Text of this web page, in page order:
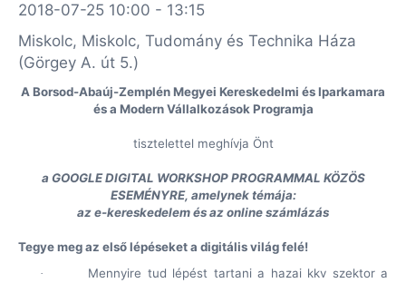
2018-07-25 10:00 - 13:15
Miskolc, Miskolc, Tudomány és Technika Háza
(Görgey A. út 5.)
A Borsod-Abaúj-Zemplén Megyei Kereskedelmi és Iparkamara
és a Modern Vállalkozások Programja
tisztelettel meghívja Önt
a GOOGLE DIGITAL WORKSHOP PROGRAMMAL KÖZÖS
ESEMÉNYRE, amelynek témája:
az e-kereskedelem és az online számlázás
Tegye meg az első lépéseket a digitális világ felé!
·
Mennyire tud lépést tartani a hazai kkv szektor a